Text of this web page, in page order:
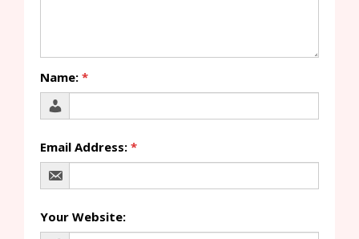
Name: *
Email Address: *
Your Website: